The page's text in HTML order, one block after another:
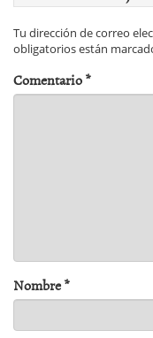
Tu dirección de correo
obligatorios están
Comentario*
Nombre*